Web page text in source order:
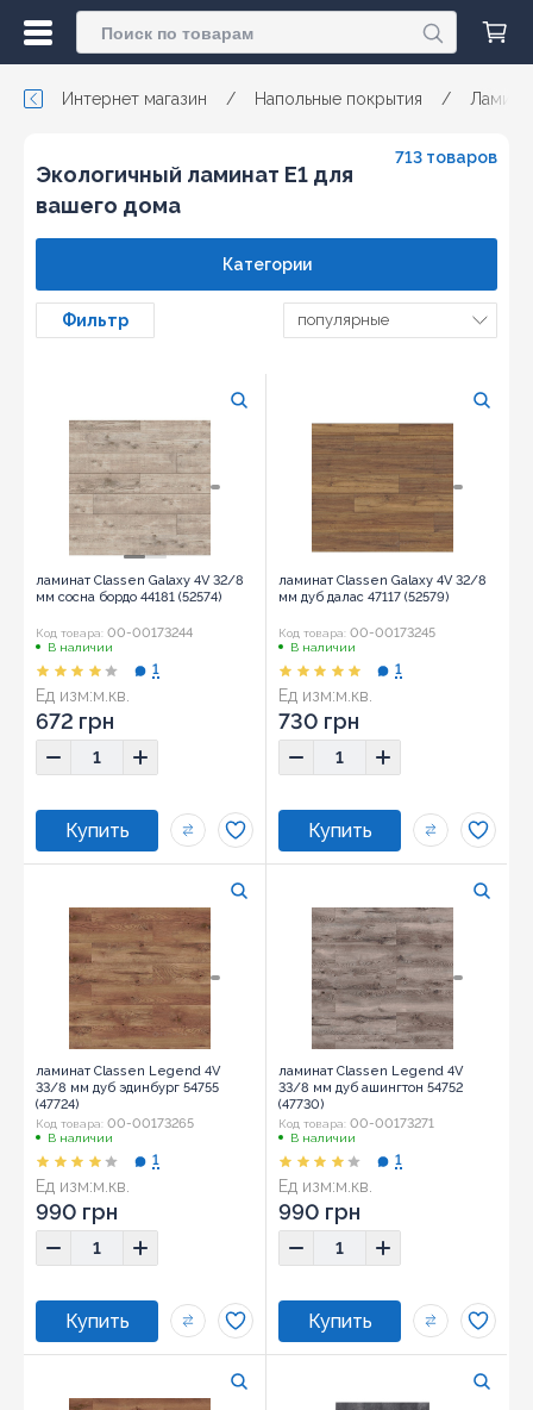
Интернет магазин / Напольные покрытия /
Экологичный ламинат E1 для
вашего дома
713 товаров
Фильтр
Категории
популярные
ламинат Classen Galaxy 4V 32/8
мм сосна бордо 44181 (52574)
Код товара: 00-00173244
В наличии
Ед изм:м.кв.
1
672 грн
ламинат Classen Galaxy 4V 32/8
мм дуб далас 47117 (52579)
Код товара: 00-00173245
В наличии
Ед изм:м.кв.
1
730 грн
ламинат Classen Legend 4V
33/8 мм дуб эдинбург 54755
(47724)
Код товара: 00-00173265
В наличии
Ед изм:м.кв.
1
990 грн
ламинат Classen Legend 4V
33/8 мм дуб ашингтон 54752
(47730)
Код товара: 00-00173271
В наличии
Ед изм:м.кв.
1
990 грн